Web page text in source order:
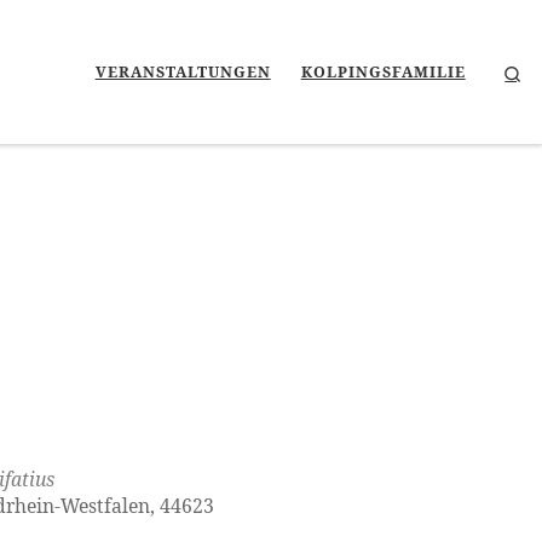
VERANSTALTUNGEN KOLPINGSFAMILIE
Westfalen, 44623